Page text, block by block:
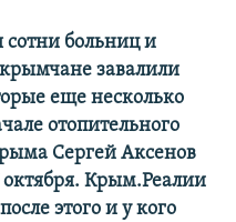
сотни больниц и
завалили
еще несколько
отопительного
Сергей Аксенов
октября. Крым.Реалии
этого и у кого